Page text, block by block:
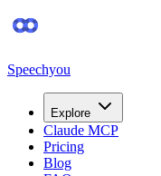
Speechyou
Explore
Claude MCP
Pricing
Blog